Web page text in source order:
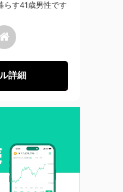
らす41歳男性です
詳細